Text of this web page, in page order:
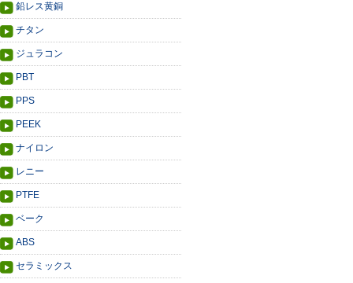
鉛レス黄銅
チタン
ジュラコン
PBT
PPS
PEEK
ナイロン
レニー
PTFE
ベーク
ABS
セラミックス